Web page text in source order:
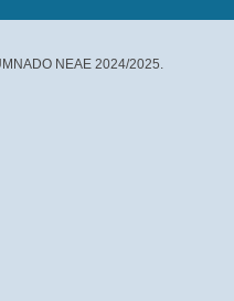
NEAE 2024/2025.